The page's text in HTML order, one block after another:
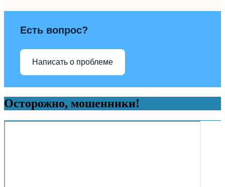
Есть вопрос?
Написать о проблеме
Осторожно, мошенники!